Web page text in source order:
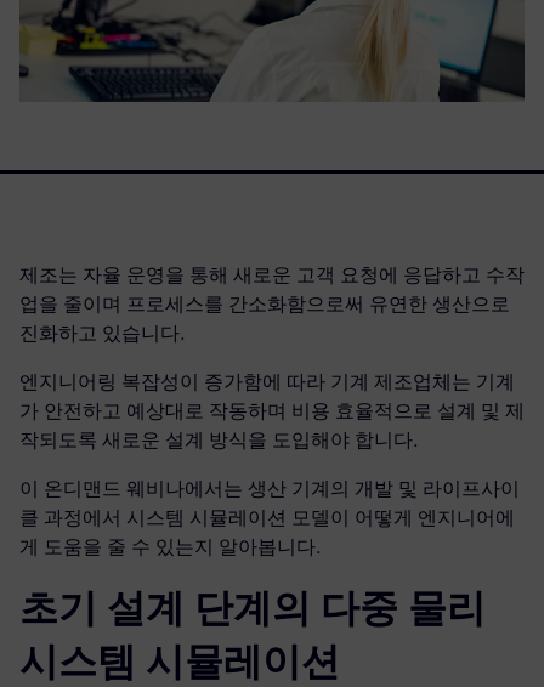
제조는 자율 운영을 통해 새로운 고객 요청에 응답하고 수작
업을 줄이며 프로세스를 간소화함으로써 유연한 생산으로
진화하고 있습니다.
엔지니어링 복잡성이 증가함에 따라 기계 제조업체는 기계
가 안전하고 예상대로 작동하며 비용 효율적으로 설계 및 제
작되도록 새로운 설계 방식을 도입해야 합니다.
이 온디맨드 웨비나에서는 생산 기계의 개발 및 라이프사이
클 과정에서 시스템 시뮬레이션 모델이 어떻게 엔지니어에
게 도움을 줄 수 있는지 알아봅니다.
초기 설계 단계의 다중 물리
시스템 시뮬레이션